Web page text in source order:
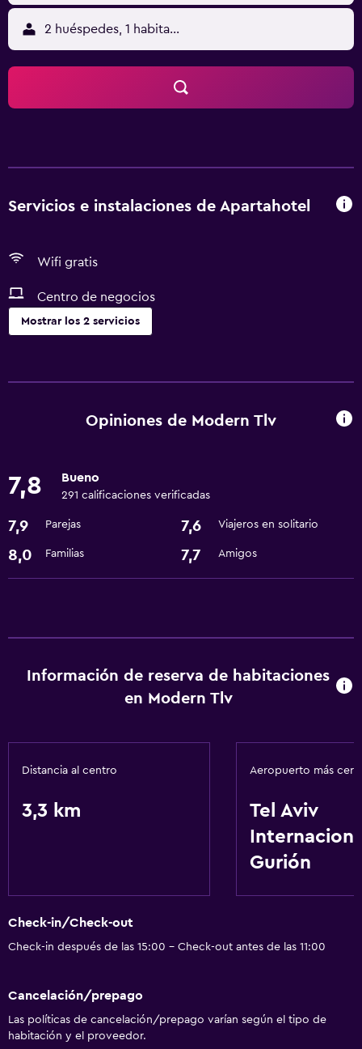
2 huéspedes, 1 habitación
Servicios e instalaciones de Apartahotel
Wifi gratis
Centro de negocios
Mostrar los 2 servicios
Centro de negocios
Servicios básicos
Opiniones de Modern Tlv
7,8 Bueno
291 calificaciones verificadas
7,9 Parejas 7,6 Viajeros en solitario
8,0 Familias 7,7 Amigos
Información de reserva de habitaciones
en Modern Tlv
Distancia al centro
3,3 km
Aeropuerto más
Tel Aviv
Gurión
Check-in/Check-out
Check-in después de las 15:00 - Check-out antes de las 11:00
Cancelación/prepago
Las políticas de cancelación/prepago varían según el tipo de
habitación y el proveedor.